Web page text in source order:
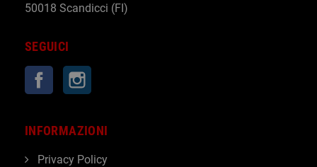
50018 Scandicci (FI)
SEGUICI
Facebook
INFORMAZIONI
Privacy Policy